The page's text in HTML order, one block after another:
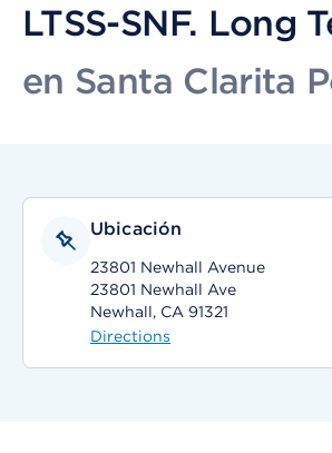
LTSS-SNF. Long
en Santa Clarita
Ubicación
23801 Newhall Avenue
23801 Newhall Ave
Newhall, CA 91321
Directions